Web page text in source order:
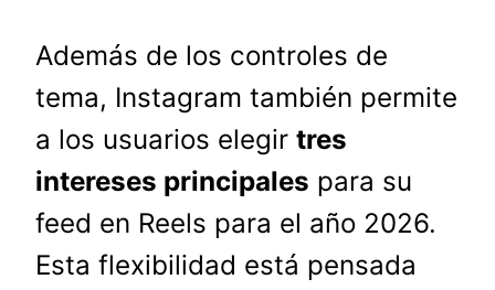
Además de los controles de
tema, Instagram también permite
a los usuarios elegir tres
intereses principales para su
feed en Reels para el año 2026.
Esta flexibilidad está pensada